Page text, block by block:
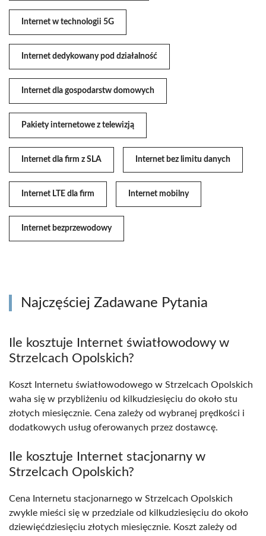
Internet w technologii 5G
Internet dedykowany pod działalność
Internet dla gospodarstw domowych
Pakiety internetowe z telewizją
Internet dla firm z SLA Internet bez limitu danych
Internet LTE dla firm Internet mobilny
Internet bezprzewodowy
Najczęściej Zadawane Pytania
Ile kosztuje Internet światłowodowy w
Strzelcach Opolskich?
Koszt Internetu światłowodowego w Strzelcach Opolskich
waha się w przybliżeniu od kilkudziesięciu do około stu
złotych miesięcznie. Cena zależy od wybranej prędkości i
dodatkowych usług oferowanych przez dostawcę.
Ile kosztuje Internet stacjonarny w
Strzelcach Opolskich?
Cena Internetu stacjonarnego w Strzelcach Opolskich
zwykle mieści się w przedziale od kilkudziesięciu do około
dziewięćdziesięciu złotych miesięcznie. Koszt zależy od